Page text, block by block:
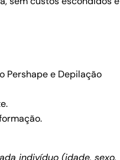
Pershape e Depilação
indivíduo (idade, sexo,